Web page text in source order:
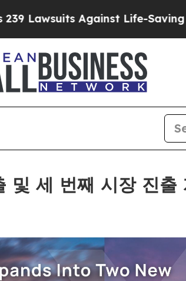
Against Life-Saving Policies
세 번째 시장 진출